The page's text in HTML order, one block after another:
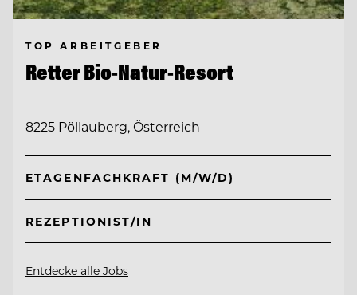
TOP ARBEITGEBER
Retter Bio-Natur-Resort
8225 Pöllauberg, Österreich
ETAGENFACHKRAFT (M/W/D)
REZEPTIONIST/IN
Entdecke alle Jobs